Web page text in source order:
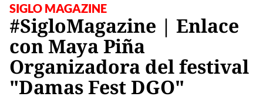
SIGLO MAGAZINE
#SigloMagazine | Enlace
con Maya Piña
Organizadora del festival
"Damas Fest DGO"